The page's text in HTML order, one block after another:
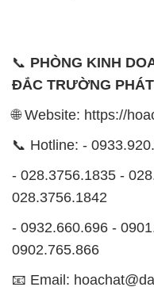
📞 PHÒNG KINH
ĐẮC TRƯỜNG PHÁT
🌐 Website: https://
📞 Hotline: -
- 028.3756.1835 -
028.3756.1842
- 0932.660.696 -
0902.765.866
📧 Email: